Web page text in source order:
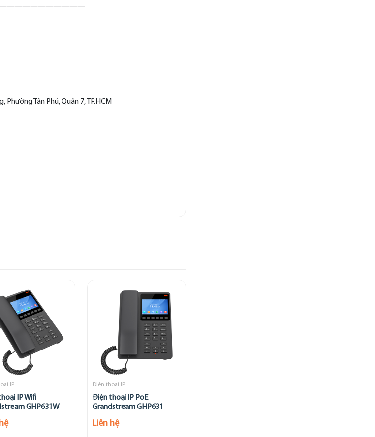
Tân Phú, Quận 7, TP.HCM
IP
IP Wifi
GHP631W
Điện thoại IP
Điện thoại IP PoE
Grandstream GHP631
Liên hệ